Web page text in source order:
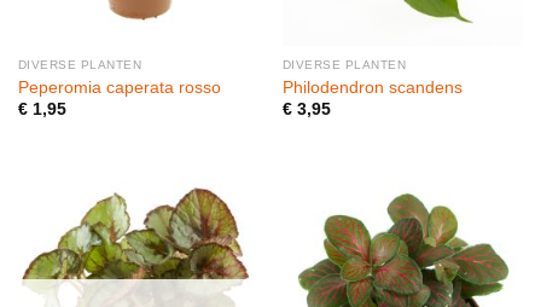
DIVERSE PLANTEN
Peperomia caperata rosso
€1,95
DIVERSE PLANTEN
Philodendron scandens
€3,95